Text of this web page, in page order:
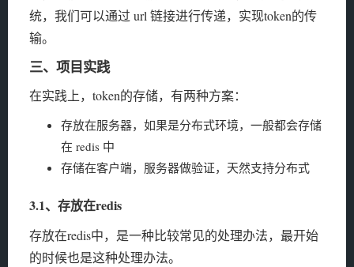
统，我们可以通过 url 链接进行传递，实现token的传
输。
三、项目实践
在实践上，token的存储，有两种方案：
存放在服务器，如果是分布式环境，一般都会存储
在 redis 中
存储在客户端，服务器做验证，天然支持分布式
3.1、存放在redis
存放在redis中，是一种比较常见的处理办法，最开始
的时候也是这种处理办法。